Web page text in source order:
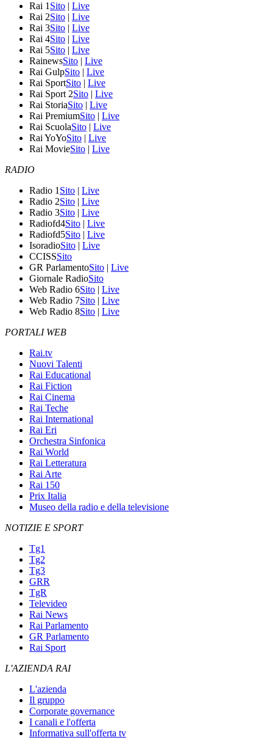
Rai 1 Sito | Live
Rai 2Sito | Live
Rai 3Sito | Live
Rai 4Sito | Live
Rai 5Sito | Live
RainewsSito | Live
Rai GulpSito | Live
Rai SportSito | Live
Rai Sport 2Sito | Live
Rai StoriaSito | Live
Rai PremiumSito | Live
Rai ScuolaSito | Live
Rai YoYoSito | Live
Rai MovieSito | Live
RADIO
Radio 1 Sito | Live
Radio 2Sito | Live
Radio 3Sito | Live
Radiofd4Sito | Live
Radiofd5Sito | Live
IsoradioSito | Live
CCISSSito
GR ParlamentoSito | Live
Giornale RadioSito
Web Radio 6Sito | Live
Web Radio 7Sito | Live
Web Radio 8Sito | Live
PORTALI WEB
Rai.tv
Nuovi Talenti
Rai Educational
Rai Fiction
Rai Cinema
Rai Teche
Rai International
Rai Eri
Orchestra Sinfonica
Rai World
Rai Letteratura
Rai Arte
Rai 150
Prix Italia
Museo della radio e della televisione
NOTIZIE E SPORT
Tg1
Tg2
Tg3
GRR
TgR
Televideo
Rai News
Rai Parlamento
GR Parlamento
Rai Sport
L'AZIENDA RAI
L'azienda
Il gruppo
Corporate governance
I canali e l'offerta
Informativa sull'offerta tv